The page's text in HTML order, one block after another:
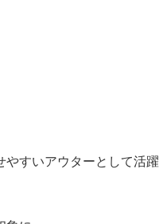
すいアウターとして活躍